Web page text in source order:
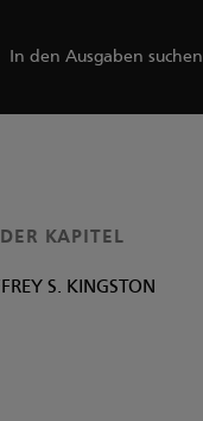
In den Ausgaben suchen
KAPITEL
S. KINGSTON